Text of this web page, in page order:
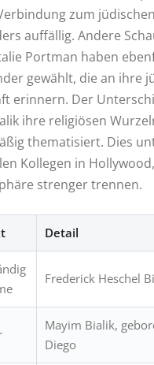
zum
auffällig. Andere
Portman haben
gewählt, die an ihre
erinnern. Der
ihre religiösen
thematisiert. Dies
Kollegen in
strenger trennen.
Detail
Frederick Heschel
Mayim Bialik,
Diego